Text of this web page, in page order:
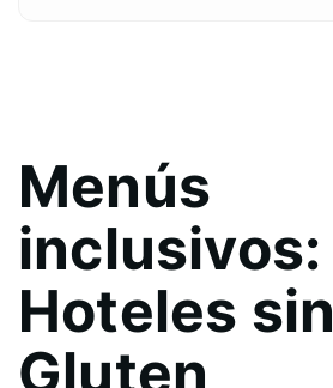
Menús
inclusivos:
Hoteles sin
Gluten,